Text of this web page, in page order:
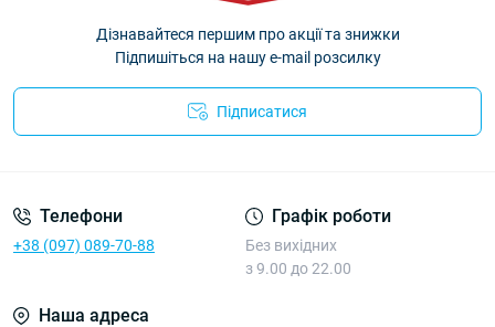
Дізнавайтеся першим про акції та знижки
Підпишіться на нашу e-mail розсилку
Підписатися
Телефони
+38 (097) 089-70-88
Графік роботи
Без вихідних
з 9.00 до 22.00
Наша адреса